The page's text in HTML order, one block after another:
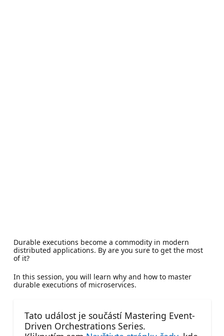
Durable executions become a commodity in modern
distributed applications. By are you sure to get the most
of it?
In this session, you will learn why and how to master
durable executions of microservices.
Tato událost je součástí Mastering Event-
Driven Orchestrations Series.